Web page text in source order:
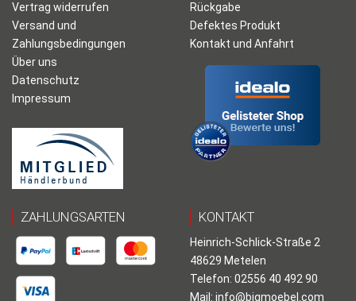
Vertrag widerrufen
Versand und
Zahlungsbedingungen
Über uns
Datenschutz
Impressum
Rückgabe
Defektes Produkt
Kontakt und Anfahrt
ZAHLUNGSARTEN KONTAKT
Heinrich-Schlick-Straße 2
48629 Metelen
Telefon: 02556 40 492 90
Mail: info@bigmoebel.com